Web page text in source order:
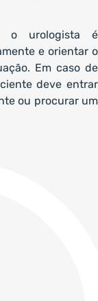
o urologista é
e orientar o
Em caso de
deve entrar
ou procurar um